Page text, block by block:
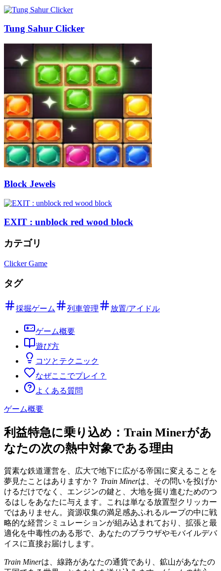
Tung Sahur Clicker
Block Jewels
EXIT : unblock red wood block
カテゴリ
Clicker Game
タグ
採掘ゲーム 列車管理 放置/アイドル
ゲーム概要
遊び方
コツとテクニック
なぜここでプレイ？
よくある質問
ゲーム概要
利益特急に乗り込め：Train Minerがあ
なたの次の熱中対象である理由
質素な鉄道運営を、広大で地下に広がる帝国に変えることを
夢見たことはありますか？ Train Minerは、その問いを投げか
けるだけでなく、エンジンの鍵と、大地を掘り進むためのつ
るはしをあなたに与えます。これは単なる放置型クリッカー
ではありません。資源収集の満足感あふれるループの中に戦
略的な経営シミュレーションが組み込まれており、拡張と最
適化を中毒性のある形で、あなたのブラウザやモバイルデバ
イスに直接お届けします。
Train Minerは、線路があなたの通貨であり、鉱山があなたの